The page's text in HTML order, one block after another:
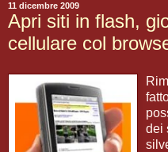
11 dicembre 2009
Apri siti in flash,
cellulare col
dei